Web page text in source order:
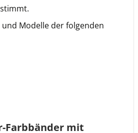
Modelle der folgenden
Farbbänder mit